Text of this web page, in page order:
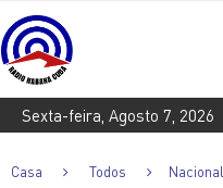
Sexta-feira, Agosto 7, 2026
Casa Todos Nacional